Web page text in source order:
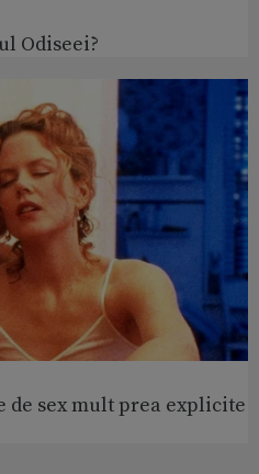
Odiseei?
de sex mult prea explicite